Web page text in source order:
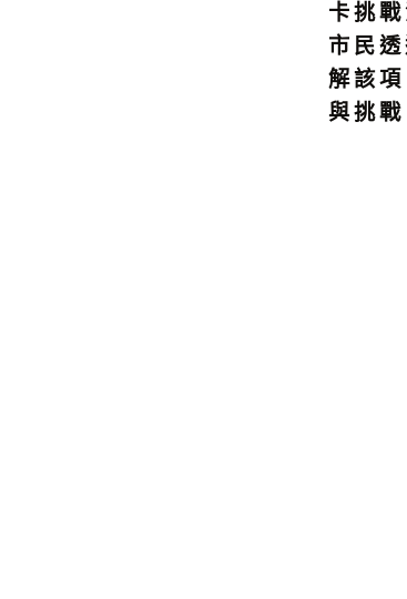
卡挑
市民
解該
與挑戰